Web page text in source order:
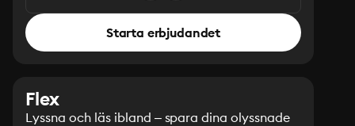
Starta erbjudandet
Flex
Lyssna och läs ibland – spara dina olyssnade